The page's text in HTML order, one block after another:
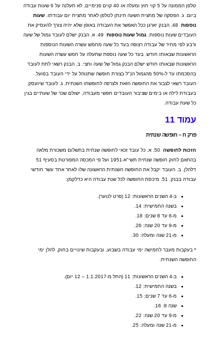
טלפן הממונה על
קוי חוץ ומעלה או קוים פנימיים לא תעלנה על
שעות עבודה
ביום ג הפסקה של מחצית השעה תינתן לטלפן לאחר מחצית יום עבודתו שעות
נוספות
48. הבנק יארגן ככל האפשר את העבודה באופן שלא יהיה צורך להעסיק את
העובדים שעות נוספות גמול שעות נוספות 49. א הבנק ישלם לעובד גמול של שעה
ורבע לפי מחיר של עבודה רצופה בעד כל שעה מחמש עשרה השעות הנוספות
הראשונות שבאותו חודש
בעד כל שעה נוספת שתעלה על חמש עשרה השעות
הראשונות שבאותו חודש ישלם הבנק גמול של שעה וחצי
ב הבנק רשאי לתת לעובד
בהסכמתו עד ל-50% מהגמול הנ"ל בצורת חופשה שתנוהל על ידי העובד בפועל
העובד רשאי לצבור את החופשה הזאת ולצרפה לחופשתו השנתית ג לעובד שיועסק
בעבודת לילה או בימים שציבור העובדים חפשי מעבודה
ישולם שכר של שעתיים בגין
כל שעת עבודה
עמוד
פרק ח – חופשה שנתית
הזכות לחופשה 50. א כל עובד זכאי לחופשה שנתית בתשלום משכורת מלאה
בהתאם לחוק חופשה שנתית תשי"א-1951 ועל פי המכסה המפורטת בסעיף
דלהלן
ב העובד יקבל את החופשה השנתית הראשונה שלו לאחר אחד עשר חודשי
עבודה בבנק
מיכסת החופשה לכל שנת עבודה היא כדלקמן:
ב-4 השנים הראשונות: 12 ( פרט לנוער).
בשנה החמישית: 14.
מ-6 עד שנים: 18.
מ-9 עד שנה: 26.
מ-21 שנה ומעלה: 30.
* בעקבות מעבר לחמישה ימי עבודה בשבוע ובעקבות שינויים בחוק להלן ימי
החופשה השנתית:
ב-4 השנים הראשונות: 11 ( החל מ-1.1.2017 – 12 יום).
בשנה החמישית: 12.
מ-6 עד שנים: 15.
שנה
מ-9 עד שנה: 22.
מ-21 שנה ומעלה: 25.